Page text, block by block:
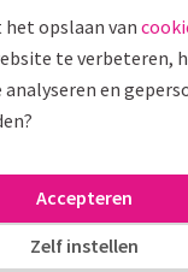
je kaart
het opslaan van
te verbeteren,
en
Zelf instellen
Accepteren